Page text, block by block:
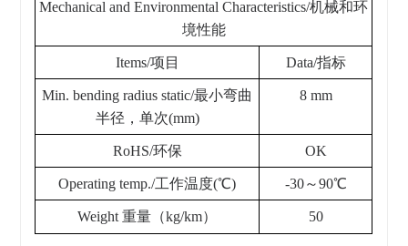
Mechanical and Environmental Characteristics/机械和环
境性能
Items/项目 Data/指标
Min. bending radius static/最小弯曲
半径，单次(mm)
8 mm
RoHS/环保 OK
Operating temp./工作温度(℃) -30～90℃
Weight 重量（kg/km） 50